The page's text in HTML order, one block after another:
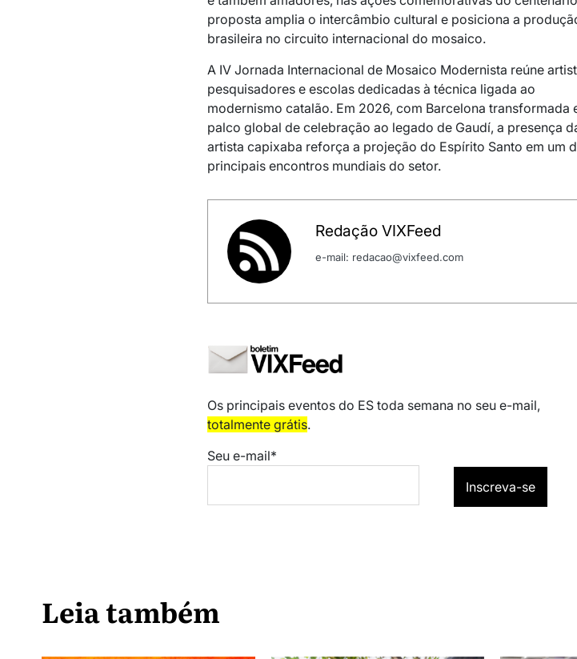
proposta amplia o intercâmbio cultural e posiciona a
brasileira no circuito internacional do mosaico.
A IV Jornada Internacional de Mosaico Modernista reúne
pesquisadores e escolas dedicadas à técnica ligada ao
modernismo catalão. Em 2026, com Barcelona transformada
palco global de celebração ao legado de Gaudí, a presença
artista capixaba reforça a projeção do Espírito Santo em um
principais encontros mundiais do setor.
Redação VIXFeed
e-mail: redacao@vixfeed.com
Os principais eventos do ES toda semana no seu e-mail,
totalmente grátis.
Seu e-mail*
Leia também